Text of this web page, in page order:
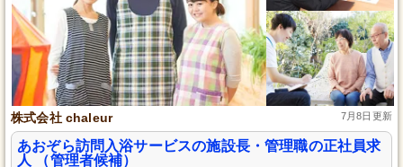
株式会社 chaleur 7月8日更新
あおぞら訪問入浴サービスの施設長・管理職の正社員求
人 （管理者候補）